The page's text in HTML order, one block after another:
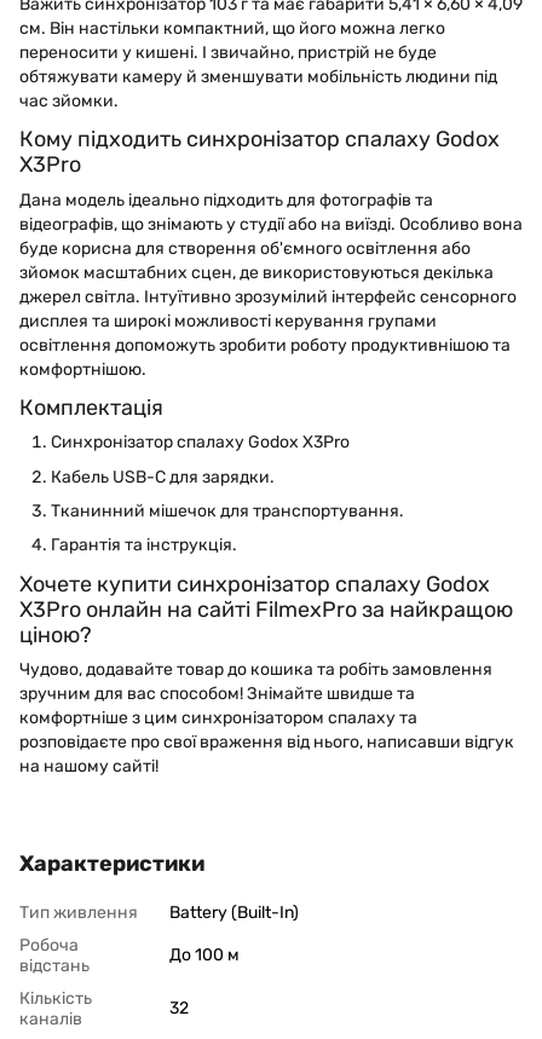
Важить синхронізатор 103 г та має габарити 5,41 × 6,60 × 4,09
см. Він настільки компактний, що його можна легко
переносити у кишені. І звичайно, пристрій не буде
обтяжувати камеру й зменшувати мобільність людини під
час зйомки.
Кому підходить синхронізатор спалаху Godox
X3Pro
Дана модель ідеально підходить для фотографів та
відеографів, що знімають у студії або на виїзді. Особливо вона
буде корисна для створення об'ємного освітлення або
зйомок масштабних сцен, де використовуються декілька
джерел світла. Інтуїтивно зрозумілий інтерфейс сенсорного
дисплея та широкі можливості керування групами
освітлення допоможуть зробити роботу продуктивнішою та
комфортнішою.
Комплектація
Синхронізатор спалаху Godox X3Pro
Кабель USB-C для зарядки.
Тканинний мішечок для транспортування.
Гарантія та інструкція.
Хочете купити синхронізатор спалаху Godox
X3Pro онлайн на сайті FilmexPro за найкращою
ціною?
Чудово, додавайте товар до кошика та робіть замовлення
зручним для вас способом! Знімайте швидше та
комфортніше з цим синхронізатором спалаху та
розповідаєте про свої враження від нього, написавши відгук
на нашому сайті!
Характеристики
Тип живлення
Battery (Built-In)
Робоча
відстань
До 100 м
Кількість
каналів
32